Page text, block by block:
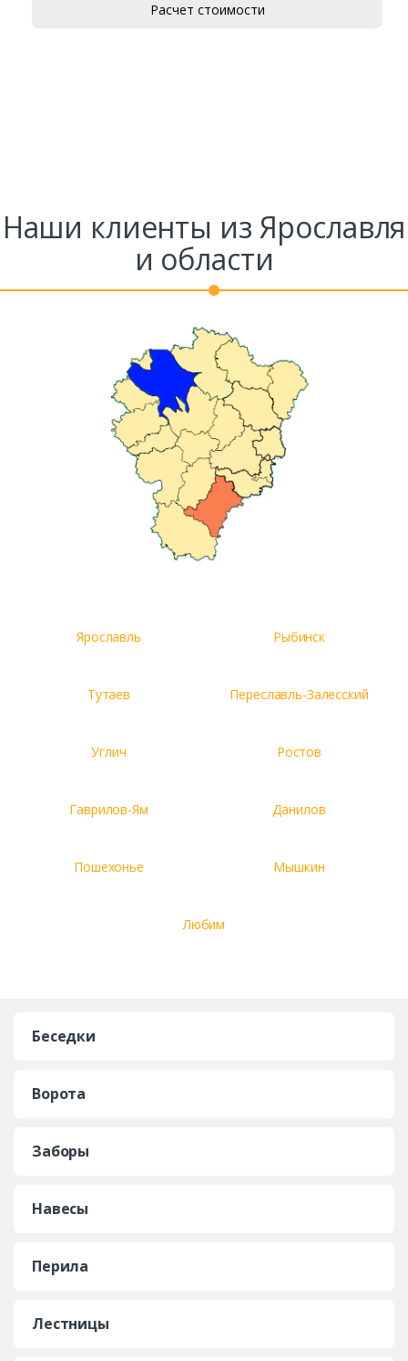
Расчет стоимости
Наши клиенты из Ярославля
и области
Ярославль Рыбинск
Тутаев Переславль-Залесский
Углич Ростов
Гаврилов-Ям Данилов
Пошехонье Мышкин
Любим
Беседки
Ворота
Заборы
Навесы
Перила
Лестницы